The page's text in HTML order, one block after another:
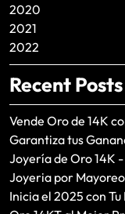
2020
2021
2022
Recent Posts
Vende Oro de 14K
Garantiza tus
Joyería de Oro 14K
Joyeria por Mayoreo
Inicia el 2025 con